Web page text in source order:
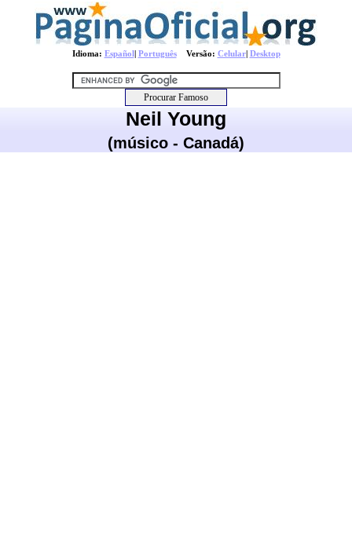
Idioma: Español| PortuguêsVersão: Celular| Desktop
Neil Young
(músico - Canadá)